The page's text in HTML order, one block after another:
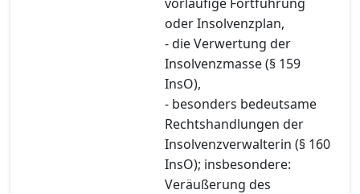
oder Insolvenzplan,
- die Verwertung der
Insolvenzmasse (§ 159
InsO),
- besonders bedeutsame
Rechtshandlungen der
Insolvenzverwalterin (§ 160
InsO); insbesondere:
Veräußerung des